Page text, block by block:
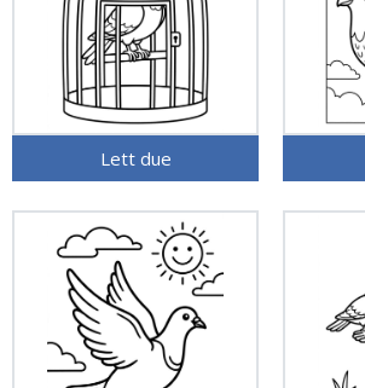
Lett due